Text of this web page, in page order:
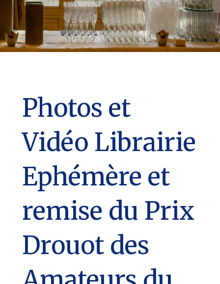
7 décembre 2026 :16e Salon de l’Histoire de
18h30 à 21h, remise du Prix du Guesclin,
Cercle National des Armées 8 place Saint-
Augustin Paris 8e
Photos et
Vidéo Librairie
Ephémère et
remise du Prix
Drouot des